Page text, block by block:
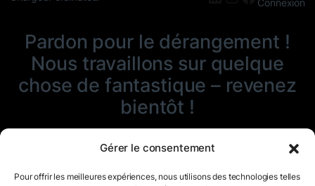
Gérer le consentement
Pour offrir les meilleures expériences, nous utilisons des technologies telles
Connexion
Pardon pour le dérangement !
Nous travaillons sur quelque
chose de fantastique – revenez
bientôt !